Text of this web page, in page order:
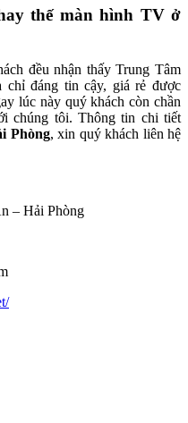
thế màn hình TV ở
đều nhận thấy Trung Tâm
đáng tin cậy, giá rẻ được
lúc này quý khách còn chần
chúng tôi. Thông tin chi tiết
Phòng, xin quý khách liên hệ
– Hải Phòng